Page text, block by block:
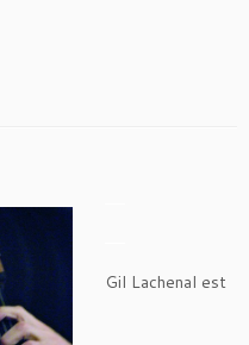
Gil Lachenal est